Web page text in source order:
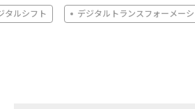
タルシフト デジタルトランスフォーメー